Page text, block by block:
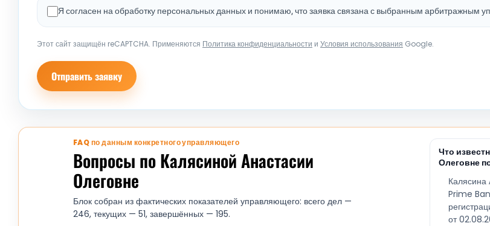
Я согласен на обработку персональных данных и понимаю, что заявка связана с выбранным арбитражным
Этот сайт защищён reCAPTCHA. Применяются Политика конфиденциальности и Условия использования Google.
Отправить заявку
FAQ по данным конкретного управляющего
Вопросы по Калясиной Анастасии
Олеговне
Блок собран из фактических показателей управляющего: всего дел —
246, текущих — 51, завершённых — 195.
Что
Олеговне
Prime
от